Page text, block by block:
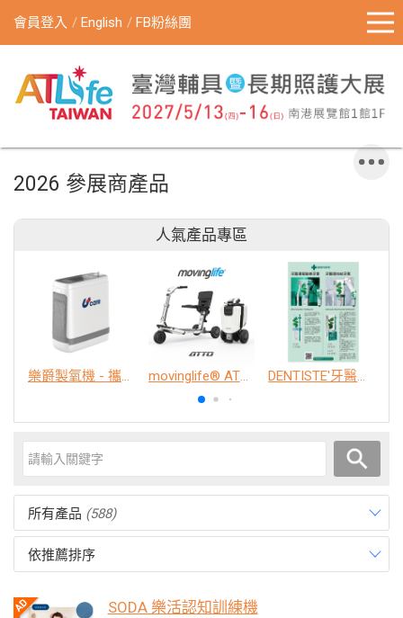
會員登入 English FB粉絲團
2026 參展商產品
人氣產品專區
樂爵製氧機 - 攜帶型 movinglife® ATTO新世代電動代步車 經典款 DENTISTE'牙醫選極敏感牙膏、抗蛀牙膏
所有產品 (588)
依推薦排序
SODA 樂活認知訓練機